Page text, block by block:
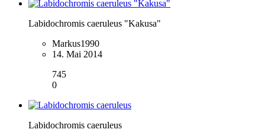
Labidochromis caeruleus "Kakusa"
Markus1990
14. Mai 2014
745
0
Labidochromis caeruleus